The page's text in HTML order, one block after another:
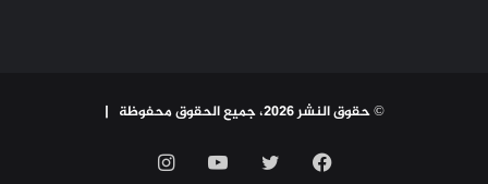
© حقوق النشر 2026، جميع الحقوق محفوظة |
فيسبوك تويتر يوتيوب